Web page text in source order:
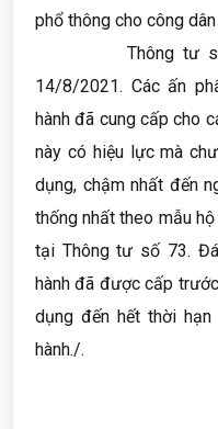
phổ thông cho công
Thông tư số 73
14/8/2021. Các ấn
hành đã cung cấp cho
này có hiệu lực mà
dụng, chậm nhất đến
thống nhất theo mẫu
tại Thông tư số 73.
hành đã được cấp
dụng đến hết thời
hành./.